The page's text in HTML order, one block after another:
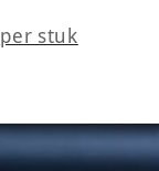
per stuk